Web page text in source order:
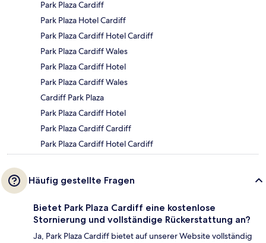
Park Plaza Cardiff
Park Plaza Hotel Cardiff
Park Plaza Cardiff Hotel Cardiff
Park Plaza Cardiff Wales
Park Plaza Cardiff Hotel
Park Plaza Cardiff Wales
Cardiff Park Plaza
Park Plaza Cardiff Hotel
Park Plaza Cardiff Cardiff
Park Plaza Cardiff Hotel Cardiff
Häufig gestellte Fragen
Bietet Park Plaza Cardiff eine kostenlose
Stornierung und vollständige Rückerstattung an?
Ja, Park Plaza Cardiff bietet auf unserer Website vollständig